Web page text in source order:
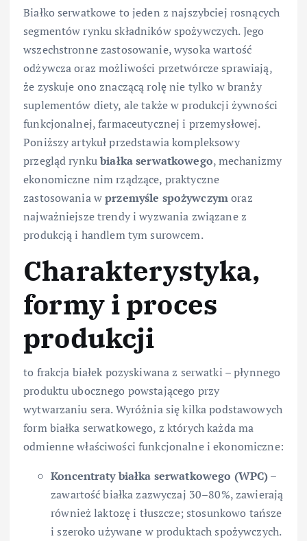
Białko serwatkowe to jeden z najszybciej rosnących
segmentów rynku składników spożywczych. Jego
wszechstronne zastosowanie, wysoka wartość
odżywcza oraz możliwości przetwórcze sprawiają,
że zyskuje ono znaczącą rolę nie tylko w branży
suplementów diety, ale także w produkcji żywności
funkcjonalnej, farmaceutycznej i przemysłowej.
Poniższy artykuł przedstawia kompleksowy
przegląd rynkubiałka serwatkowego, mechanizmy
ekonomiczne nim rządzące, praktyczne
zastosowania wprzemyśle spożywczymoraz
najważniejsze trendy i wyzwania związane z
produkcją i handlem tym surowcem.
Charakterystyka,
formy i proces
produkcji
to frakcja białek pozyskiwana z serwatki – płynnego
produktu ubocznego powstającego przy
wytwarzaniu sera. Wyróżnia się kilka podstawowych
form białka serwatkowego, z których każda ma
odmienne właściwości funkcjonalne i ekonomiczne:
Koncentraty białka serwatkowego (WPC)–
zawartość białka zazwyczaj 30–80%, zawierają
również laktozę i tłuszcze; stosunkowo tańsze
i szeroko używane w produktach spożywczych.